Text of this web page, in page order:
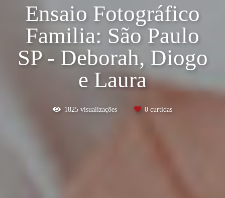
Ensaio Fotográfico
Familia: São Paulo
SP - Deborah, Diogo
e Laura
1825 visualizações 0 curtidas